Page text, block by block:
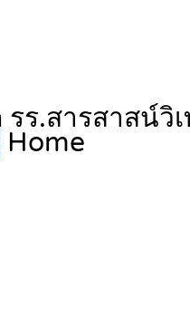
.สารสาสน์วิ
Home